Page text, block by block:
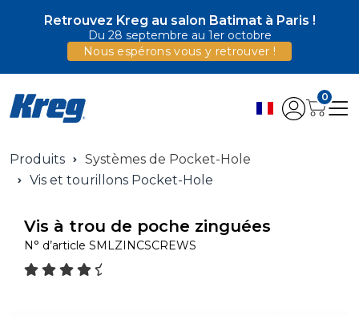
Retrouvez Kreg au salon Batimat à Paris !
Du 28 septembre au 1er octobre
Nous espérons vous y retrouver !
0
Produits
Systèmes de Pocket-Hole
Vis et tourillons Pocket-Hole
Vis à trou de poche zinguées
N° d’article SMLZINCSCREWS